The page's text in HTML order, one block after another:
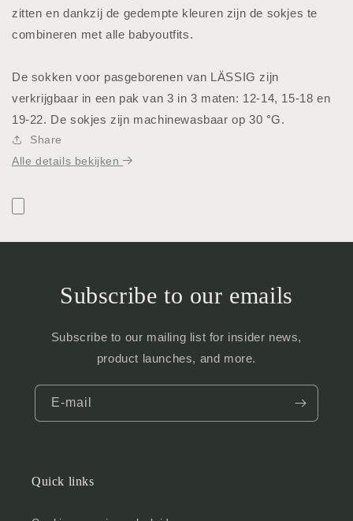
zitten en dankzij de gedempte kleuren zijn de sokjes te
combineren met alle babyoutfits.
De sokken voor pasgeborenen van LÄSSIG zijn
verkrijgbaar in een pak van 3 in 3 maten: 12-14, 15-18 en
19-22. De sokjes zijn machinewasbaar op 30 °G.
Share
Alle details bekijken
Subscribe to our emails
Subscribe to our mailing list for insider news,
product launches, and more.
E‑mail
Quick links